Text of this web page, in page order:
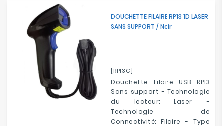
DOUCHETTE FILAIRE RP13 1D LASER
SANS SUPPORT / Noir
[RP13C]
Douchette Filaire USB RP13
Sans support - Technologie
du lecteur: Laser -
Technologie de
Connectivité: Filaire - Type